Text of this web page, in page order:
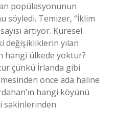
popülasyonunun
söyledi. Temizer, “İklim
artıyor. Küresel
değişikliklerin yılan
hangi ülkede yoktur?
çünkü İrlanda gibi
önce ada haline
hangi köyünü
sakinlerinden